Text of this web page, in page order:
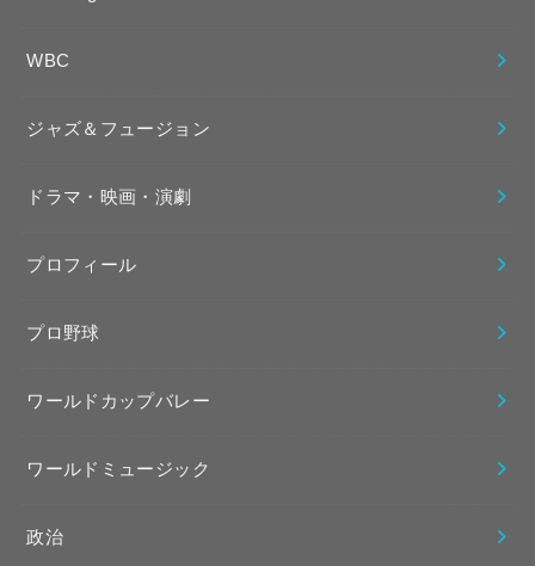
WBC
ジャズ＆フュージョン
ドラマ・映画・演劇
プロフィール
プロ野球
ワールドカップバレー
ワールドミュージック
政治